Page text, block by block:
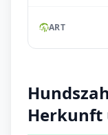
ART
Herkunft